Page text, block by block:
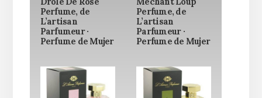
Perfume, de
L’artisan
Parfumeur ·
Perfume de Mujer
Perfume, de
L’artisan
Parfumeur ·
Perfume de Mujer